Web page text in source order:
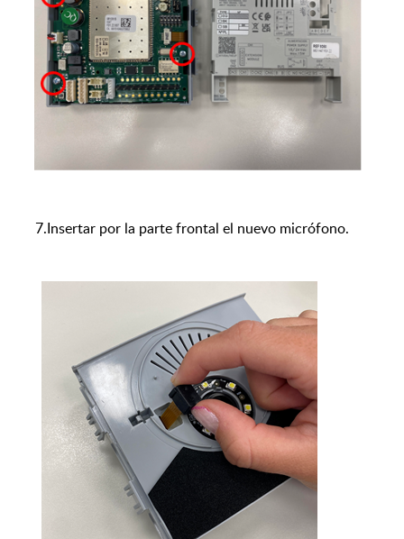
7.Insertar por la parte frontal el nuevo micrófono.